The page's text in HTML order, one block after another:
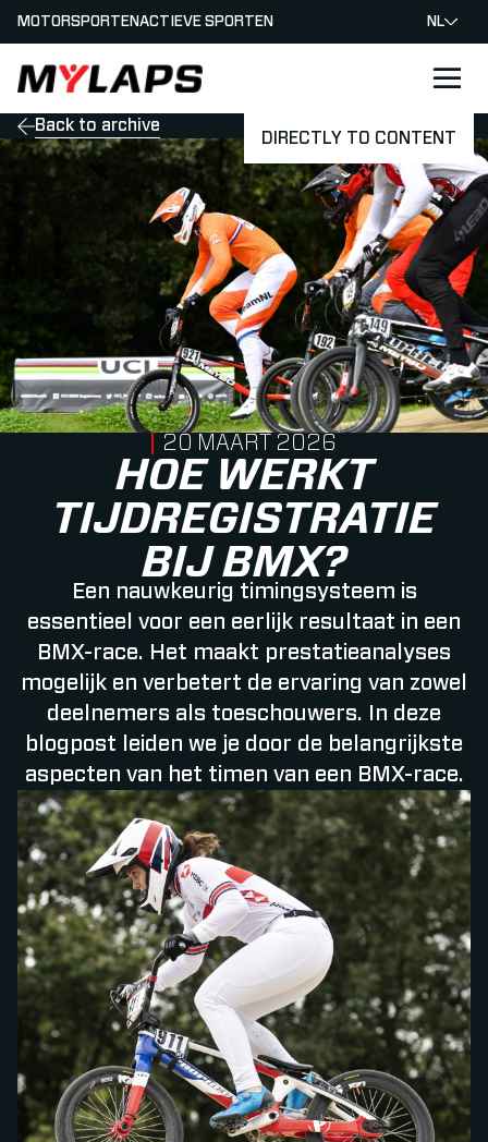
DIRECTLY TO CONTENT
LOGO MYLAPS - NEDERLAND
MOTORSPORTENACTIEVE SPORTEN NL
Back to archive
HOE WERKT
TIJDREGISTRATIE
BIJ BMX?
Een nauwkeurig timingsysteem is
essentieel voor een eerlijk resultaat in een
BMX-race. Het maakt prestatieanalyses
mogelijk en verbetert de ervaring van zowel
deelnemers als toeschouwers. In deze
blogpost leiden we je door de belangrijkste
aspecten van het timen van een BMX-race.
PUBLISHED ON
20 MAART 2026